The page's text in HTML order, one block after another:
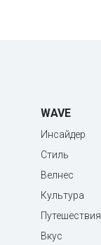
WAVE
Инсайдер
Стиль
Велнес
Культура
Путешествия
Вкус